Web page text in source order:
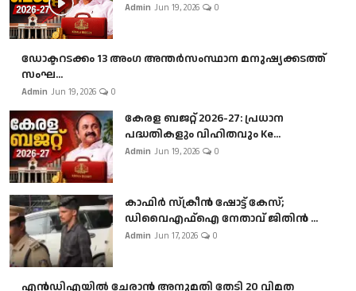
Admin Jun 19, 2026 0
ഡോക്ടറടക്കം 13 അംഗ അന്തർസംസ്ഥാന മനുഷ്യക്കടത്ത്
സംഘ...
Admin Jun 19, 2026 0
കേരള ബജറ്റ് 2026-27: പ്രധാന
പദ്ധതികളും വിഹിതവും Ke...
Admin Jun 19, 2026 0
കാഫിർ സ്‌ക്രീൻ ഷോട്ട് കേസ്;
ഡിവൈഎഫ്ഐ നേതാവ് ജിതിൻ ...
Admin Jun 17, 2026 0
എൻഡിഎയിൽ ചേരാൻ അനുമതി തേടി 20 വിമത